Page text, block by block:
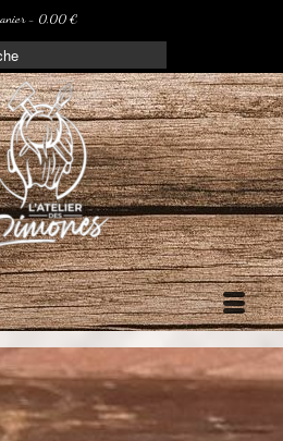
- 0,00 €